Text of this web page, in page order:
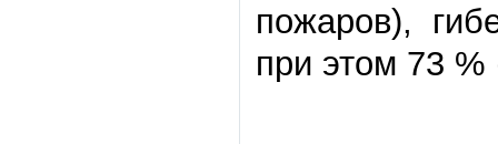
пожаров),
при этом 73